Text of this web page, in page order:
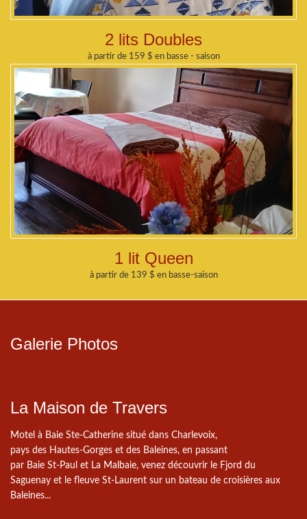
2 lits Doubles
à partir de 159 $ en basse - saison
1 lit Queen
à partir de 139 $ en basse-saison
Galerie Photos
La Maison de Travers
Motel à Baie Ste-Catherine situé dans Charlevoix,
pays des Hautes-Gorges et des Baleines, en passant
par Baie St-Paul et La Malbaie, venez découvrir le Fjord du
Saguenay et le fleuve St-Laurent sur un bateau de croisières aux
Baleines...